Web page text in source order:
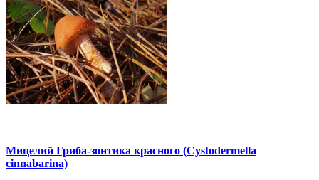
Мицелий Гриба-зонтика красного (Cystodermella
cinnabarina)